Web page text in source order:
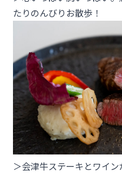
たりのんびりお散歩！
＞会津牛ステーキとワイ